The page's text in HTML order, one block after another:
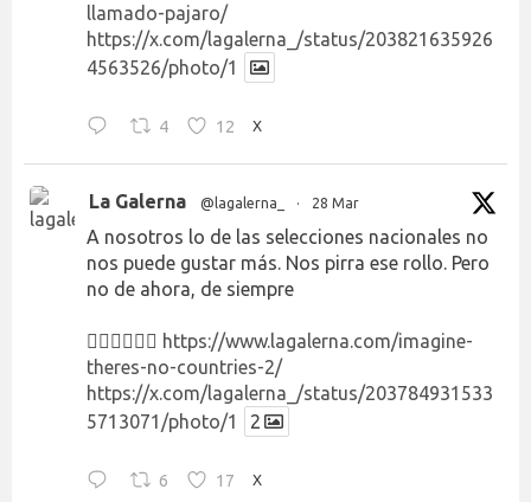
llamado-pajaro/
https://x.com/lagalerna_/status/203821635926
4563526/photo/1
4 12 X
La Galerna @lagalerna_ · 28 Mar
A nosotros lo de las selecciones nacionales no
nos puede gustar más. Nos pirra ese rollo. Pero
no de ahora, de siempre
👉🏻👉🏻👉🏻 https://www.lagalerna.com/imagine-
theres-no-countries-2/
https://x.com/lagalerna_/status/203784931533
5713071/photo/1
2
6 17 X